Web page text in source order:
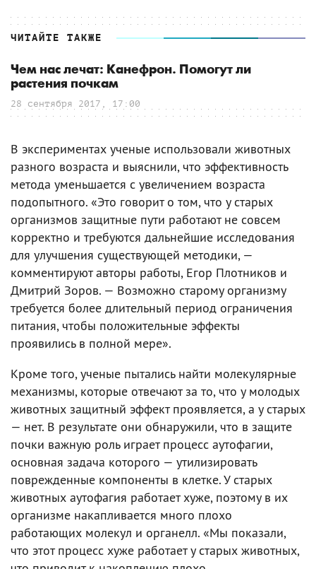
ЧИТАЙТЕ ТАКЖЕ
Чем нас лечат: Канефрон. Помогут ли
растения почкам
28 сентября 2017, 17:00
В экспериментах ученые использовали животных
разного возраста и выяснили, что эффективность
метода уменьшается с увеличением возраста
подопытного. «Это говорит о том, что у старых
организмов защитные пути работают не совсем
корректно и требуются дальнейшие исследования
для улучшения существующей методики, —
комментируют авторы работы, Егор Плотников и
Дмитрий Зоров. — Возможно старому организму
требуется более длительный период ограничения
питания, чтобы положительные эффекты
проявились в полной мере».
Кроме того, ученые пытались найти молекулярные
механизмы, которые отвечают за то, что у молодых
животных защитный эффект проявляется, а у старых
— нет. В результате они обнаружили, что в защите
почки важную роль играет процесс аутофагии,
основная задача которого — утилизировать
поврежденные компоненты в клетке. У старых
животных аутофагия работает хуже, поэтому в их
организме накапливается много плохо
работающих молекул и органелл. «Мы показали,
что этот процесс хуже работает у старых животных,